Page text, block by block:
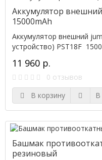
Аккумулятор
15000mAh
Аккумулятор внешний
устройство) PST18F
11 960 р.
0 отзывов
В корзину
В
Башмак
резиновый